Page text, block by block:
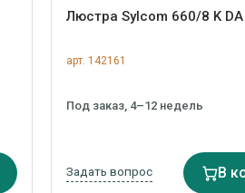
Люстра Sylcom 660/8 K
арт. 142161
Под заказ, 4–12 недель
Задать вопрос В